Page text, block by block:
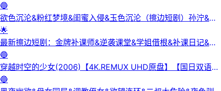
&老刘又胖啦&刘倩宇
🔵
欲色沉沦&粉红梦境&闺蜜入侵&玉色沉沦（擦边短剧）孙泞&王
正洁
🌟
最新擦边短剧：金牌补课师&逆袭课堂&学姐借根&补课日记&身
下人&补习老师&学妹的第一课&课后有约（未删减版） 陈梓晴
🔵
穿越时空的少女(2006)【4K.REMUX UHD原盘】【国日双语】
【中文字幕】【爱情/科幻】
🔵